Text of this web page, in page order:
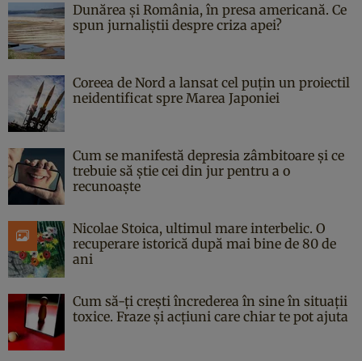
Dunărea și România, în presa americană. Ce
spun jurnaliștii despre criza apei?
Coreea de Nord a lansat cel puțin un proiectil
neidentificat spre Marea Japoniei
Cum se manifestă depresia zâmbitoare și ce
trebuie să știe cei din jur pentru a o
recunoaște
Nicolae Stoica, ultimul mare interbelic. O
recuperare istorică după mai bine de 80 de
ani
Cum să-ți crești încrederea în sine în situații
toxice. Fraze și acțiuni care chiar te pot ajuta